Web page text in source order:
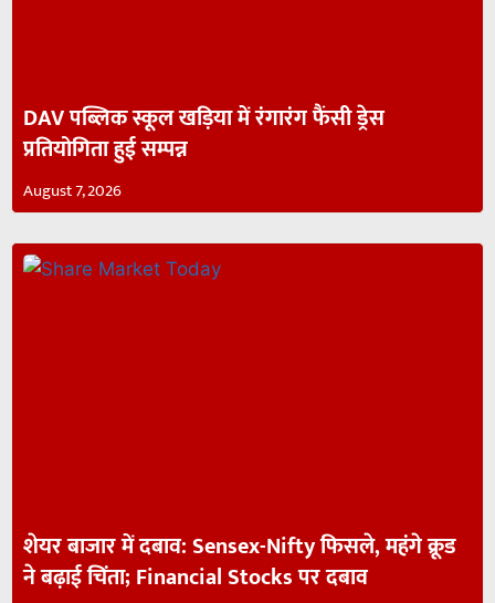
DAV पब्लिक स्कूल खड़िया में रंगारंग फैंसी ड्रेस
प्रतियोगिता हुई सम्पन्न
August 7, 2026
शेयर बाजार में दबाव: Sensex-Nifty फिसले, महंगे क्रूड
ने बढ़ाई चिंता; Financial Stocks पर दबाव